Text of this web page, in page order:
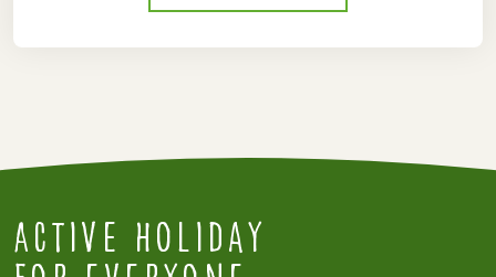
Active Holiday